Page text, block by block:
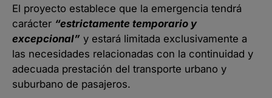
El proyecto establece que la emergencia tendrá
carácter “estrictamente temporario y
excepcional” y estará limitada exclusivamente a
las necesidades relacionadas con la continuidad y
adecuada prestación del transporte urbano y
suburbano de pasajeros.